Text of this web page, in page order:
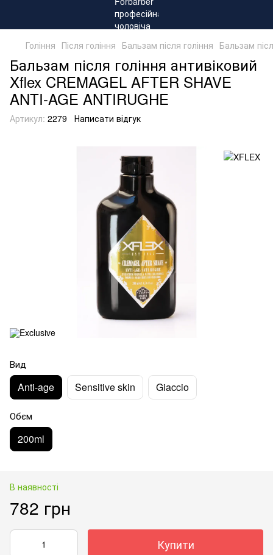
Гоління Після гоління Бальзам після гоління Бальзам
Бальзам після гоління антивіковий
Xflex CREMAGEL AFTER SHAVE
ANTI-AGE ANTIRUGHE
Артикул: 2279 Написати відгук
Вид
Anti-age Sensitive skin Giaccio
Обєм
200ml
В наявності
782 грн
Купити